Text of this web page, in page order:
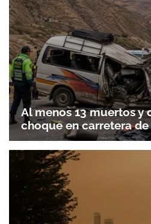
Gracias por suscribirte
Al menos 13 muertos y
choque en carretera de